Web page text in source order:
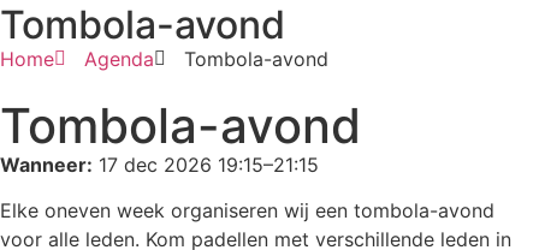
Tombola-avond
Home Agenda Tombola-avond
Tombola-avond
Wanneer: 17 dec 2026 19:15–21:15
Elke oneven week organiseren wij een tombola-avond
voor alle leden. Kom padellen met verschillende leden in